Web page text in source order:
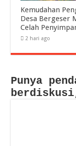
Kemudahan
Desa Bergeser
Celah
2 hari ago
Punya